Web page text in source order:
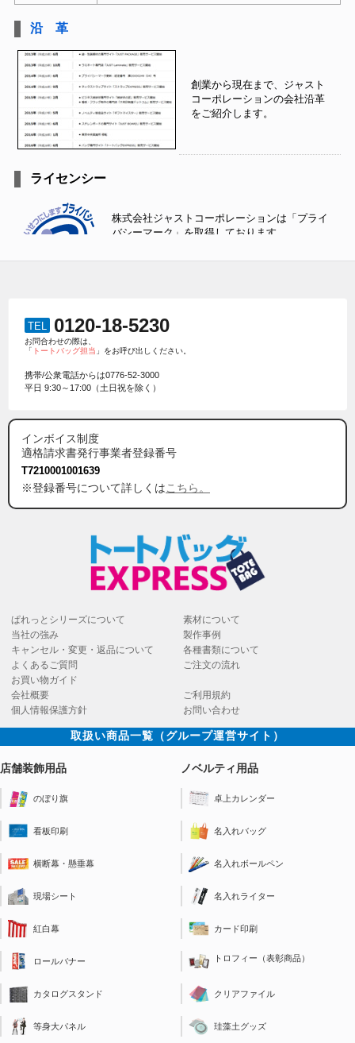
TEL 0120-18-5230
お問合わせの際は、
「 トートバッグ担当 」をお呼び出しください。
携帯/公衆電話からは0776-52-3000
平日 9:30～17:00（土日祝を除く）
インボイス制度
適格請求書発行事業者登録番号
T7210001001639
※登録番号について詳しくはこちら。
ぱれっとシリーズについて
素材について
当社の強み
製作事例
キャンセル・変更・返品について
各種書類について
よくあるご質問
ご注文の流れ
お買い物ガイド
会社概要
ご利用規約
個人情報保護方針
お問い合わせ
取扱い商品一覧（グループ運営サイト）
店舗装飾用品
のぼり旗
看板印刷
横断幕・懸垂幕
現場シート
紅白幕
ロールバナー
カタログスタンド
等身大パネル
ノベルティ用品
卓上カレンダー
名入れバッグ
名入れボールペン
名入れライター
カード印刷
トロフィー（表彰商品）
クリアファイル
珪藻土グッズ